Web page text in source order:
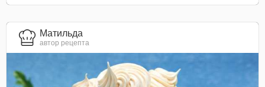
Матильда
автор рецепта